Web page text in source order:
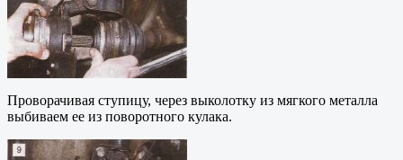
Проворачивая ступицу, через выколотку из мягкого металла
выбиваем ее из поворотного кулака.